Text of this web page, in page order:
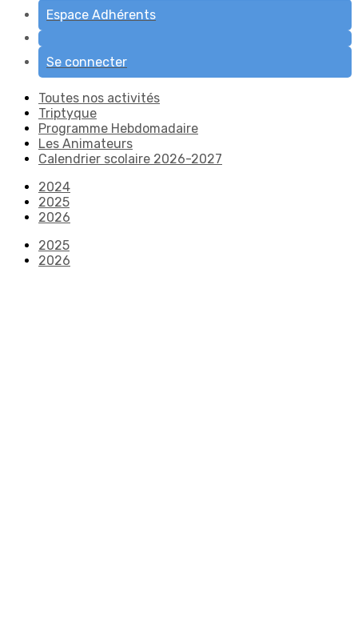
Espace Adhérents
Se connecter
Toutes nos activités
Triptyque
Programme Hebdomadaire
Les Animateurs
Calendrier scolaire 2026-2027
2024
2025
2026
2025
2026